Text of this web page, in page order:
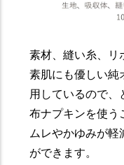
素材、縫い糸、リ
素肌にも優しい純
用しているので、
布ナプキンを使う
ムレやかゆみが軽
ができます。